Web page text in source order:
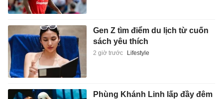
Gen Z tìm điểm du lịch từ cuốn
sách yêu thích
2 giờ trước Lifestyle
Phùng Khánh Linh lấp đầy đêm